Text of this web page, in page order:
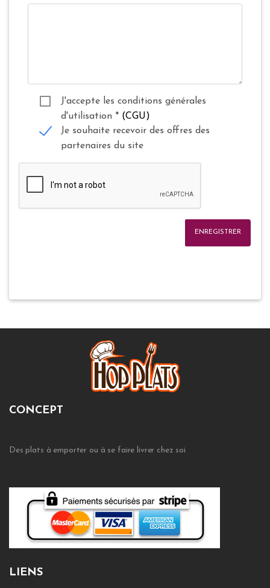
J'accepte les conditions générales
d'utilisation * (CGU)
Je souhaite recevoir des offres des
partenaires du site
ENREGISTRER
CONCEPT
Des plats à emporter ou à se faire livrer chez soi
LIENS